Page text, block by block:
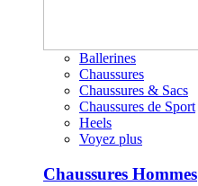
Ballerines
Chaussures
Chaussures & Sacs
Chaussures de Sport
Heels
Voyez plus
Chaussures Hommes